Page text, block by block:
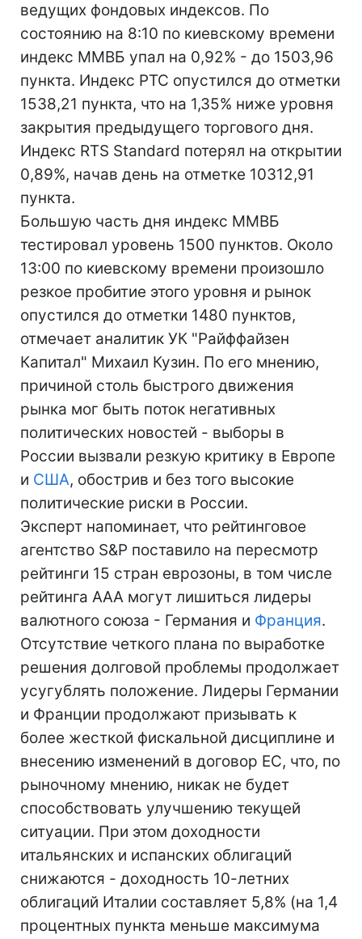
ведущих фондовых индексов. По
состоянию на 8:10 по киевскому времени
индекс ММВБ упал на 0,92% - до 1503,96
пункта. Индекс РТС опустился до отметки
1538,21 пункта, что на 1,35% ниже уровня
закрытия предыдущего торгового дня.
Индекс RTS Standard потерял на открытии
0,89%, начав день на отметке 10312,91
пункта.
Большую часть дня индекс ММВБ
тестировал уровень 1500 пунктов. Около
13:00 по киевскому времени произошло
резкое пробитие этого уровня и рынок
опустился до отметки 1480 пунктов,
отмечает аналитик УК "Райффайзен
Капитал" Михаил Кузин. По его мнению,
причиной столь быстрого движения
рынка мог быть поток негативных
политических новостей - выборы в
России вызвали резкую критику в Европе
и США, обострив и без того высокие
политические риски в России.
Эксперт напоминает, что рейтинговое
агентство S&P поставило на пересмотр
рейтинги 15 стран еврозоны, в том числе
рейтинга ААА могут лишиться лидеры
валютного союза - Германия и Франция.
Отсутствие четкого плана по выработке
решения долговой проблемы продолжает
усугублять положение. Лидеры Германии
и Франции продолжают призывать к
более жесткой фискальной дисциплине и
внесению изменений в договор ЕС, что, по
рыночному мнению, никак не будет
способствовать улучшению текущей
ситуации. При этом доходности
итальянских и испанских облигаций
снижаются - доходность 10-летних
облигаций Италии составляет 5,8% (на 1,4
процентных пункта меньше максимума